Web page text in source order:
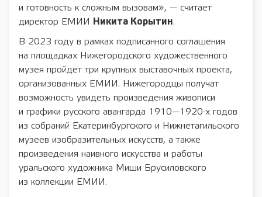
и готовность к сложным вызовам», — считает
директор ЕМИИ
Никита Корытин.
В 2023 году в рамках подписанного соглашения
на площадках Нижегородского художественного
музея пройдет три крупных выставочных проекта,
организованных ЕМИИ. Нижегородцы получат
возможность увидеть произведения живописи
и графики русского авангарда 1910—1920-х годов
из собраний Екатеринбургского и Нижнетагильского
музеев изобразительных искусств, а также
произведения наивного искусства и работы
уральского художника Миши Брусиловского
из коллекции ЕМИИ.